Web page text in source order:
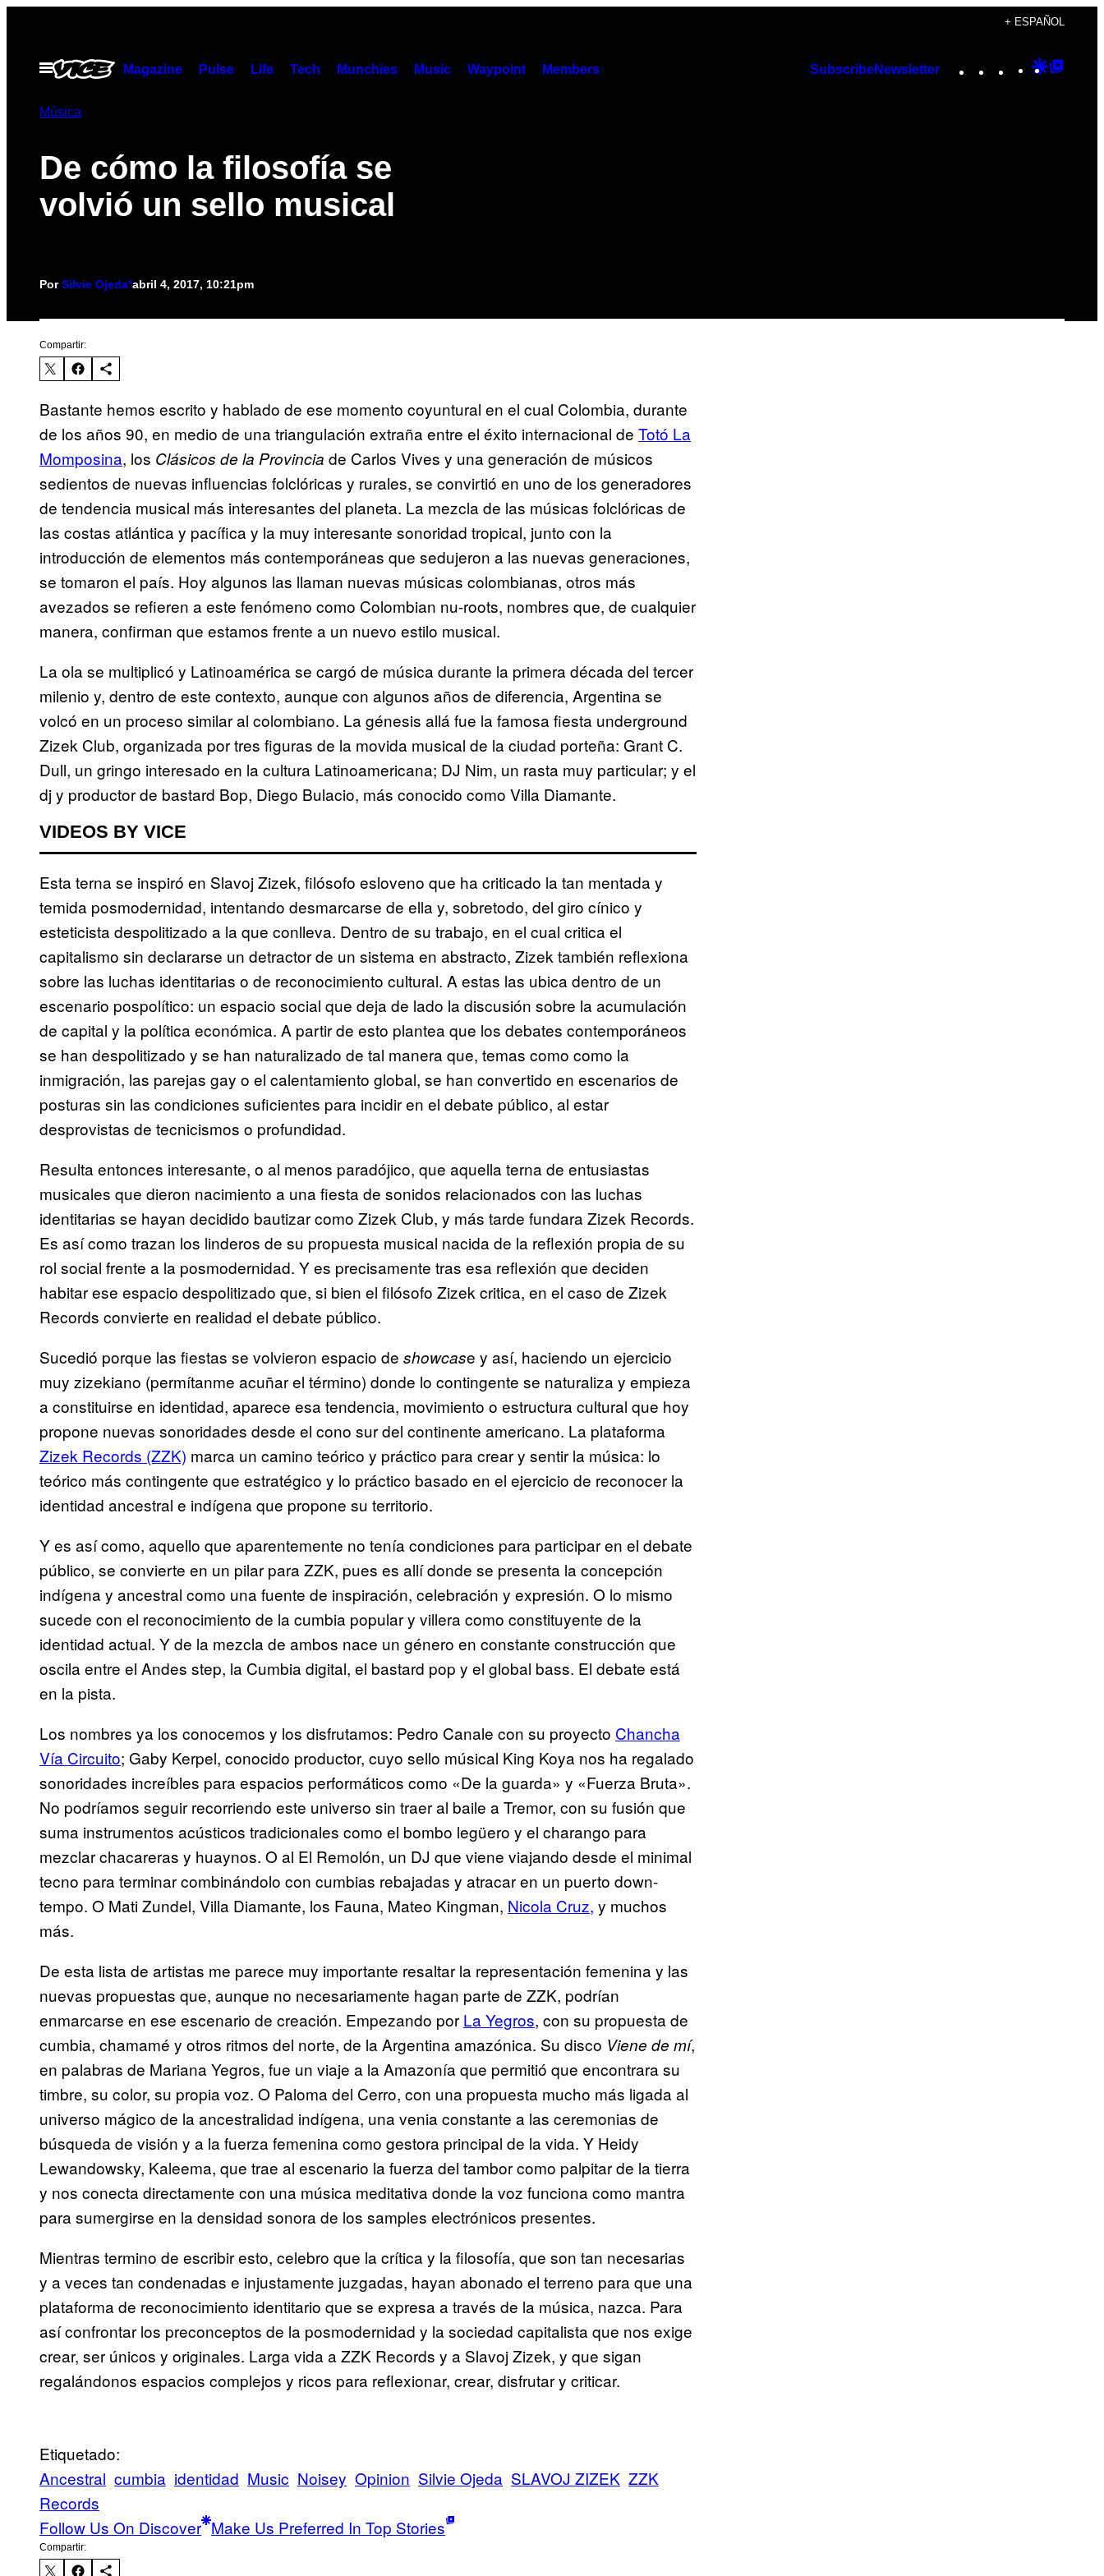
contenido
+ ESPAÑOL
Abrir
Menú
Magazine Pulse Life Tech Munchies Music Waypoint Members SubscribeNewsletter Instagram
TikTok
YouTube
Google
Música
De cómo la filosofía se
volvió un sello musical
PorSilvie Ojeda*abril 4, 2017, 10:21pm
Compartir:
Bastante hemos escrito y hablado de ese momento coyuntural en el cual Colombia, durante
de los años 90, en medio de una triangulación extraña entre el éxito internacional de Totó La
Momposina, los Clásicos de la Provincia de Carlos Vives y una generación de músicos
sedientos de nuevas influencias folclóricas y rurales, se convirtió en uno de los generadores
de tendencia musical más interesantes del planeta. La mezcla de las músicas folclóricas de
las costas atlántica y pacífica y la muy interesante sonoridad tropical, junto con la
introducción de elementos más contemporáneas que sedujeron a las nuevas generaciones,
se tomaron el país. Hoy algunos las llaman nuevas músicas colombianas, otros más
avezados se refieren a este fenómeno como Colombian nu-roots, nombres que, de cualquier
manera, confirman que estamos frente a un nuevo estilo musical.
La ola se multiplicó y Latinoamérica se cargó de música durante la primera década del tercer
milenio y, dentro de este contexto, aunque con algunos años de diferencia, Argentina se
volcó en un proceso similar al colombiano. La génesis allá fue la famosa fiesta underground
Zizek Club, organizada por tres figuras de la movida musical de la ciudad porteña: Grant C.
Dull, un gringo interesado en la cultura Latinoamericana; DJ Nim, un rasta muy particular; y el
dj y productor de bastard Bop, Diego Bulacio, más conocido como Villa Diamante.
VIDEOS BY VICE
Esta terna se inspiró en Slavoj Zizek, filósofo esloveno que ha criticado la tan mentada y
temida posmodernidad, intentando desmarcarse de ella y, sobretodo, del giro cínico y
esteticista despolitizado a la que conlleva. Dentro de su trabajo, en el cual critica el
capitalismo sin declararse un detractor de un sistema en abstracto, Zizek también reflexiona
sobre las luchas identitarias o de reconocimiento cultural. A estas las ubica dentro de un
escenario pospolítico: un espacio social que deja de lado la discusión sobre la acumulación
de capital y la política económica. A partir de esto plantea que los debates contemporáneos
se han despolitizado y se han naturalizado de tal manera que, temas como como la
inmigración, las parejas gay o el calentamiento global, se han convertido en escenarios de
posturas sin las condiciones suficientes para incidir en el debate público, al estar
desprovistas de tecnicismos o profundidad.
Resulta entonces interesante, o al menos paradójico, que aquella terna de entusiastas
musicales que dieron nacimiento a una fiesta de sonidos relacionados con las luchas
identitarias se hayan decidido bautizar como Zizek Club, y más tarde fundara Zizek Records.
Es así como trazan los linderos de su propuesta musical nacida de la reflexión propia de su
rol social frente a la posmodernidad. Y es precisamente tras esa reflexión que deciden
habitar ese espacio despolitizado que, si bien el filósofo Zizek critica, en el caso de Zizek
Records convierte en realidad el debate público.
Sucedió porque las fiestas se volvieron espacio de showcase y así, haciendo un ejercicio
muy zizekiano (permítanme acuñar el término) donde lo contingente se naturaliza y empieza
a constituirse en identidad, aparece esa tendencia, movimiento o estructura cultural que hoy
propone nuevas sonoridades desde el cono sur del continente americano. La plataforma
Zizek Records (ZZK) marca un camino teórico y práctico para crear y sentir la música: lo
teórico más contingente que estratégico y lo práctico basado en el ejercicio de reconocer la
identidad ancestral e indígena que propone su territorio.
Y es así como, aquello que aparentemente no tenía condiciones para participar en el debate
público, se convierte en un pilar para ZZK, pues es allí donde se presenta la concepción
indígena y ancestral como una fuente de inspiración, celebración y expresión. O lo mismo
sucede con el reconocimiento de la cumbia popular y villera como constituyente de la
identidad actual. Y de la mezcla de ambos nace un género en constante construcción que
oscila entre el Andes step, la Cumbia digital, el bastard pop y el global bass. El debate está
en la pista.
Los nombres ya los conocemos y los disfrutamos: Pedro Canale con su proyecto Chancha
Vía Circuito; Gaby Kerpel, conocido productor, cuyo sello músical King Koya nos ha regalado
sonoridades increíbles para espacios performáticos como «De la guarda» y «Fuerza Bruta».
No podríamos seguir recorriendo este universo sin traer al baile a Tremor, con su fusión que
suma instrumentos acústicos tradicionales como el bombo legüero y el charango para
mezclar chacareras y huaynos. O al El Remolón, un DJ que viene viajando desde el minimal
tecno para terminar combinándolo con cumbias rebajadas y atracar en un puerto down-
tempo. O Mati Zundel, Villa Diamante, los Fauna, Mateo Kingman, Nicola Cruz, y muchos
más.
De esta lista de artistas me parece muy importante resaltar la representación femenina y las
nuevas propuestas que, aunque no necesariamente hagan parte de ZZK, podrían
enmarcarse en ese escenario de creación. Empezando por La Yegros, con su propuesta de
cumbia, chamamé y otros ritmos del norte, de la Argentina amazónica. Su disco Viene de mí,
en palabras de Mariana Yegros, fue un viaje a la Amazonía que permitió que encontrara su
timbre, su color, su propia voz. O Paloma del Cerro, con una propuesta mucho más ligada al
universo mágico de la ancestralidad indígena, una venia constante a las ceremonias de
búsqueda de visión y a la fuerza femenina como gestora principal de la vida. Y Heidy
Lewandowsky, Kaleema, que trae al escenario la fuerza del tambor como palpitar de la tierra
y nos conecta directamente con una música meditativa donde la voz funciona como mantra
para sumergirse en la densidad sonora de los samples electrónicos presentes.
Mientras termino de escribir esto, celebro que la crítica y la filosofía, que son tan necesarias
y a veces tan condenadas e injustamente juzgadas, hayan abonado el terreno para que una
plataforma de reconocimiento identitario que se expresa a través de la música, nazca. Para
así confrontar los preconceptos de la posmodernidad y la sociedad capitalista que nos exige
crear, ser únicos y originales. Larga vida a ZZK Records y a Slavoj Zizek, y que sigan
regalándonos espacios complejos y ricos para reflexionar, crear, disfrutar y criticar.
Etiquetado:
Ancestral cumbia identidad Music Noisey Opinion Silvie Ojeda SLAVOJ ZIZEK ZZK
Records
Follow Us On Discover Make Us Preferred In Top Stories
Compartir: